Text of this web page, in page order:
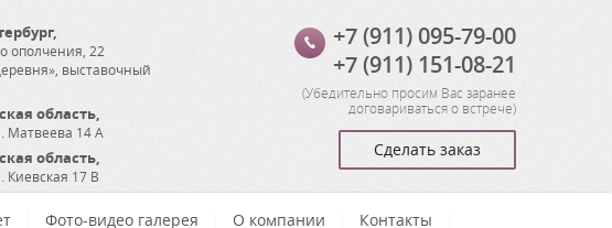
,
ополчения, 22
выставочный
область,
Матвеева 14 А
область,
Киевская 17 В
+7 (911) 095-79-00
+7 (911) 151-08-21
(Убедительно просим Вас заранее
договариваться о встрече)
Сделать заказ
Фото-видео галерея О компании Контакты